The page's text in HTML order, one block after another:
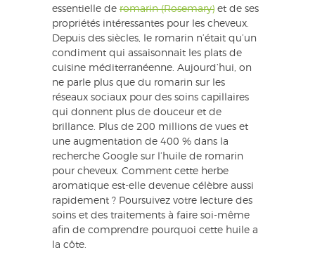
essentielle de romarin (Rosemary) et de ses
propriétés intéressantes pour les cheveux.
Depuis des siècles, le romarin n’était qu’un
condiment qui assaisonnait les plats de
cuisine méditerranéenne. Aujourd’hui, on
ne parle plus que du romarin sur les
réseaux sociaux pour des soins capillaires
qui donnent plus de douceur et de
brillance. Plus de 200 millions de vues et
une augmentation de 400 % dans la
recherche Google sur l’huile de romarin
pour cheveux. Comment cette herbe
aromatique est-elle devenue célèbre aussi
rapidement ? Poursuivez votre lecture des
soins et des traitements à faire soi-même
afin de comprendre pourquoi cette huile a
la côte.